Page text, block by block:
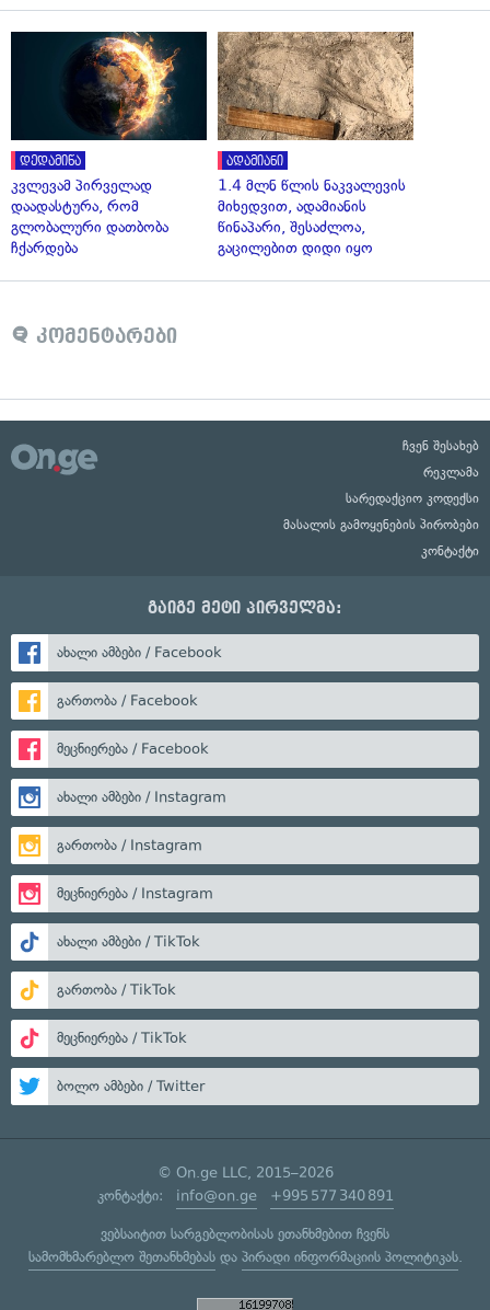
დედამიწა
კვლევამ პირველად
დაადასტურა, რომ
გლობალური დათბობა
ჩქარდება
ადამიანი
1.4 მლნ წლის ნაკვალევის
მიხედვით, ადამიანის
წინაპარი, შესაძლოა,
გაცილებით დიდი იყო
კომენტარები
ჩვენ შესახებ
რეკლამა
სარედაქციო კოდექსი
მასალის გამოყენების პირობები
კონტაქტი
გაიგე მეტი პირველმა:
ახალი ამბები / Facebook
გართობა / Facebook
მეცნიერება / Facebook
ახალი ამბები / Instagram
გართობა / Instagram
მეცნიერება / Instagram
ახალი ამბები / TikTok
გართობა / TikTok
მეცნიერება / TikTok
ბოლო ამბები / Twitter
© On.ge LLC, 2015–2026
კონტაქტი: info@on.ge +995 577 340 891
ვებსაიტით სარგებლობისას ეთანხმებით ჩვენს
სამომხმარებლო შეთანხმებასდა პირადი ინფორმაციის პოლიტიკას.